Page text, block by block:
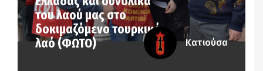
του λαού μας στο
δοκιμαζόμενο τουρκικό
λαό (ΦΩΤΟ)
Κατιούσα